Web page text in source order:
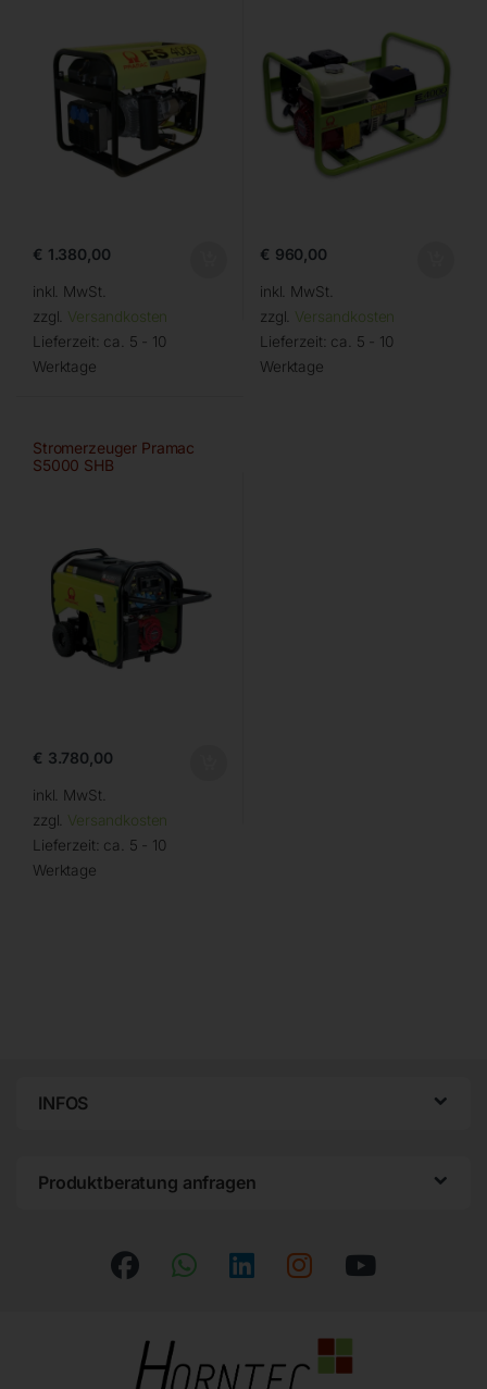
€ 1.380,00
inkl. MwSt.
zzgl. Versandkosten
Lieferzeit: ca. 5 - 10
Werktage
€ 960,00
inkl. MwSt.
zzgl. Versandkosten
Lieferzeit: ca. 5 - 10
Werktage
Stromerzeuger Pramac
S5000 SHB
€ 3.780,00
inkl. MwSt.
zzgl. Versandkosten
Lieferzeit: ca. 5 - 10
Werktage
INFOS
Produktberatung anfragen